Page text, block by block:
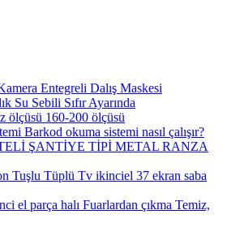
Entegreli Dalış Maskesi
Su Sebili Sıfır Ayarında
ölçüsü 160-200 ölçüsü
Barkod okuma sistemi nasıl çalışır?
ŞANTİYE TİPİ METAL RANZA
Tuşlu Tüplü Tv ikinciel 37 ekran saba
el parça halı Fuarlardan çıkma Temiz,